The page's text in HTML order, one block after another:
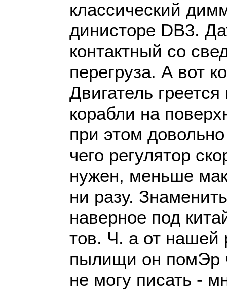
классический
динисторе DB3.
контактный со
перегруза. А вот
Двигатель
корабли на
при этом
чего регулятор
нужен, меньше
ни разу.
наверное под
тов. Ч. а от нашей
пылищи он помЭр
не могу писать -